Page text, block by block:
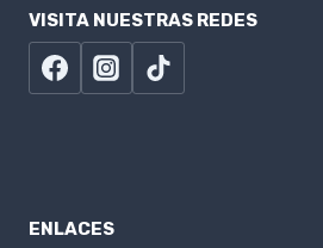
VISITA NUESTRAS REDES
ENLACES